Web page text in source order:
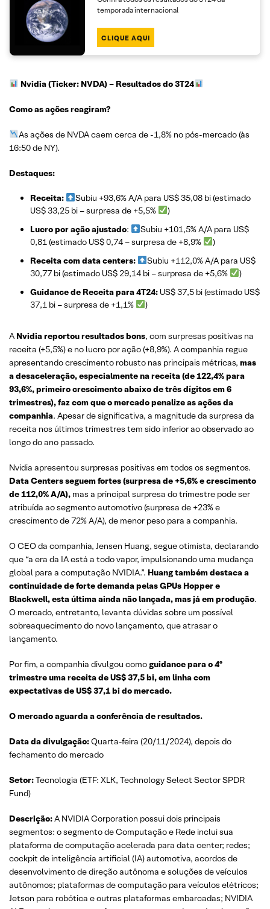
temporada internacional
CLIQUE AQUI
Nvidia (Ticker: NVDA)– Resultados do 3T24
Como as ações reagiram?
As ações de NVDA caem cerca de -1,8% no pós-mercado (às
16:50 de NY).
Destaques:
Receita:
Subiu +93,6% A/A para US$ 35,08 bi (estimado
US$ 33,25 bi – surpresa de +5,5%
)
Lucro por ação ajustado:
Subiu +101,5% A/A para US$
0,81 (estimado US$ 0,74 – surpresa de +8,9%
)
Receita com data centers:
Subiu +112,0% A/A para US$
30,77 bi (estimado US$ 29,14 bi – surpresa de +5,6%
)
Guidance de Receita para 4T24: US$ 37,5 bi (estimado US$
37,1 bi – surpresa de +1,1%
)
A Nvidia reportou resultados bons, com surpresas positivas na
receita (+5,5%) e no lucro por ação (+8,9%). A companhia regue
apresentando crescimento robusto nas principais métricas, mas
adesaceleração, especialmente na receita (de 122,4% para
93,6%, primeiro crescimento abaixo de três dígitos em 6
trimestres), faz com que o mercado penalize as ações da
companhia. Apesar de significativa, a magnitude da surpresa da
receita nos últimos trimestres tem sido inferior ao observado ao
longo do ano passado.
Nvidia apresentou surpresas positivas em todos os segmentos.
Data Centers seguem fortes (surpresa de +5,6% e crescimento
de 112,0% A/A), mas a principal surpresa do trimestre pode ser
atribuída ao segmento automotivo (surpresa de +23% e
crescimento de 72% A/A), de menor peso para a companhia.
O CEO da companhia, Jensen Huang, segue otimista, declarando
que “a era da IA está a todo vapor, impulsionando uma mudança
global para a computação NVIDIA.”. Huang também destaca a
continuidade de forte demanda pelas GPUs Hopper e
Blackwell, esta última ainda não lançada, mas já em produção.
O mercado, entretanto, levanta dúvidas sobre um possível
sobreaquecimento do novo lançamento, que atrasar o
lançamento.
Por fim, a companhia divulgou como guidance para o 4º
trimestre uma receita de US$ 37,5 bi, em linha com
expectativas de US$ 37,1 bi do mercado.
O mercado aguarda a conferência de resultados.
Data da divulgação:Quarta-feira (20/11/2024), depois do
fechamento do mercado
Setor:Tecnologia (ETF: XLK, Technology Select Sector SPDR
Fund)
Descrição:A NVIDIA Corporation possui dois principais
segmentos: o segmento de Computação e Rede inclui sua
plataforma de computação acelerada para data center; redes;
cockpit de inteligência artificial (IA) automotiva, acordos de
desenvolvimento de direção autônoma e soluções de veículos
autônomos; plataformas de computação para veículos elétricos;
Jetson para robótica e outras plataformas embarcadas; NVIDIA